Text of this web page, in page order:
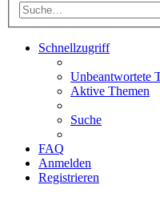
Schnellzugriff
Unbeantwortete
Aktive Themen
Suche
FAQ
Anmelden
Registrieren